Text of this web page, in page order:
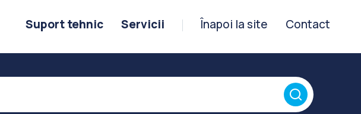
Înapoi la site Contact
Suport tehnic Servicii